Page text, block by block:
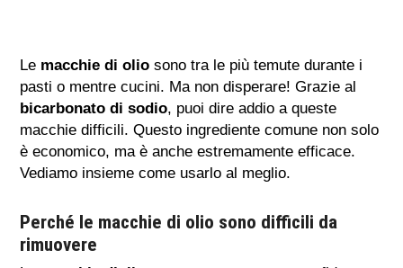
Le macchie di olio sono tra le più temute durante i
pasti o mentre cucini. Ma non disperare! Grazie al
bicarbonato di sodio, puoi dire addio a queste
macchie difficili. Questo ingrediente comune non solo
è economico, ma è anche estremamente efficace.
Vediamo insieme come usarlo al meglio.
Perché le macchie di olio sono difficili da
rimuovere